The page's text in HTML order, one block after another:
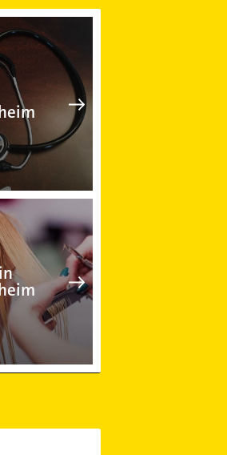
Arzt in Mindelheim
Friseur in Mindelheim